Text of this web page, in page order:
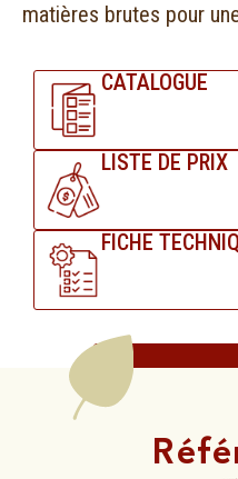
matières brutes pour
CATALOGUE
LISTE DE PRIX
FICHE